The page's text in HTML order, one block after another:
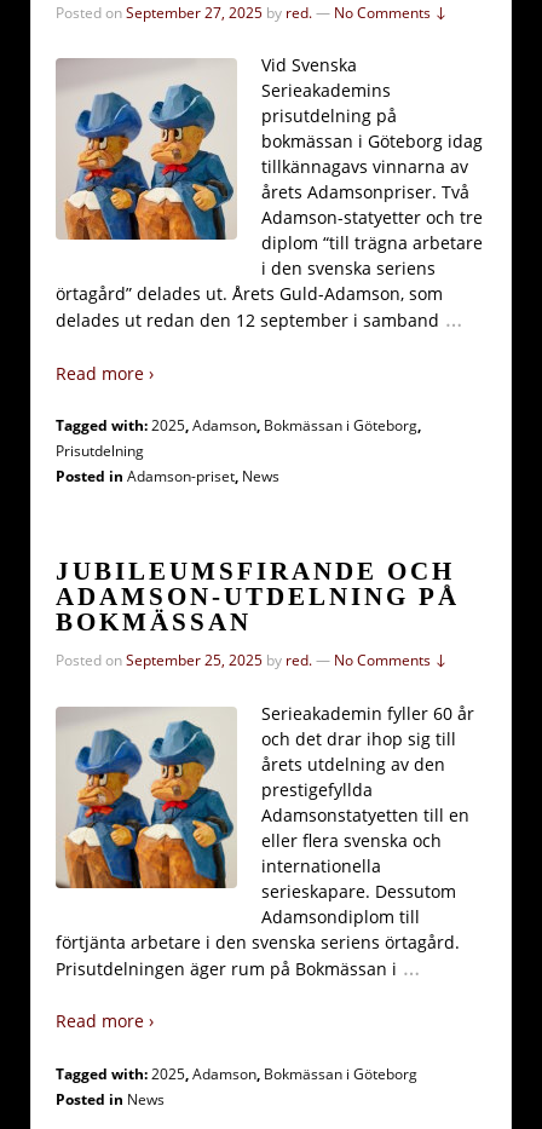
Posted onSeptember 27, 2025 by red.— No Comments ↓
Vid Svenska
Serieakademins
prisutdelning på
bokmässan i Göteborg idag
tillkännagavs vinnarna av
årets Adamsonpriser. Två
Adamson-statyetter och tre
diplom “till trägna arbetare
i den svenska seriens
örtagård” delades ut. Årets Guld-Adamson, som
delades ut redan den 12 september i samband …
Read more ›
Tagged with:2025,Adamson, Bokmässan i Göteborg,
Prisutdelning
Posted in Adamson-priset, News
JUBILEUMSFIRANDE OCH
ADAMSON-UTDELNING PÅ
BOKMÄSSAN
Posted onSeptember 25, 2025 by red.— No Comments ↓
Serieakademin fyller 60 år
och det drar ihop sig till
årets utdelning av den
prestigefyllda
Adamsonstatyetten till en
eller flera svenska och
internationella
serieskapare. Dessutom
Adamsondiplom till
förtjänta arbetare i den svenska seriens örtagård.
Prisutdelningen äger rum på Bokmässan i …
Read more ›
Tagged with:2025,Adamson, Bokmässan i Göteborg
Posted in News